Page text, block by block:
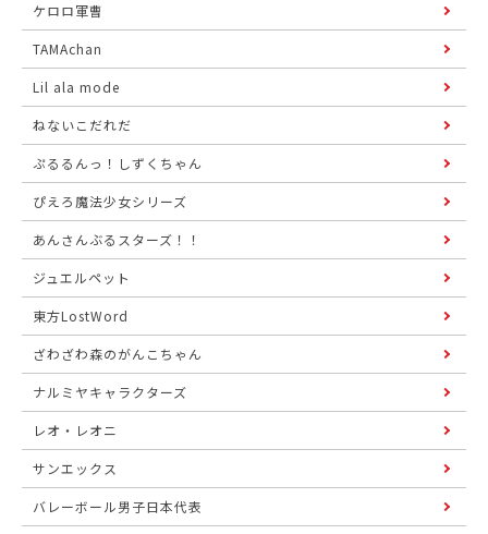
ケロロ軍曹
TAMAchan
Lil ala mode
ねないこだれだ
ぷるるんっ！しずくちゃん
ぴえろ魔法少女シリーズ
あんさんぶるスターズ！！
ジュエルペット
東方LostWord
ざわざわ森のがんこちゃん
ナルミヤキャラクターズ
レオ・レオニ
サンエックス
バレーボール男子日本代表